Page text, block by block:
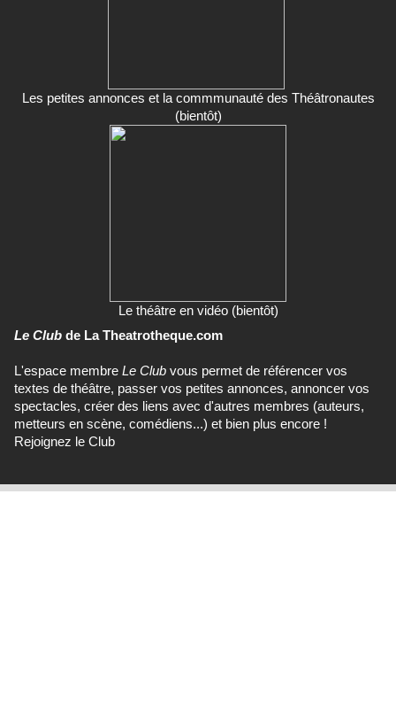
Les petites annonces et la commmunauté des Théâtronautes
(bientôt)
Le théâtre en vidéo (bientôt)
Le Club de La Theatrotheque.com
L'espace membre Le Club vous permet de référencer vos
textes de théâtre, passer vos petites annonces, annoncer vos
spectacles, créer des liens avec d'autres membres (auteurs,
metteurs en scène, comédiens...) et bien plus encore !
Rejoignez le Club